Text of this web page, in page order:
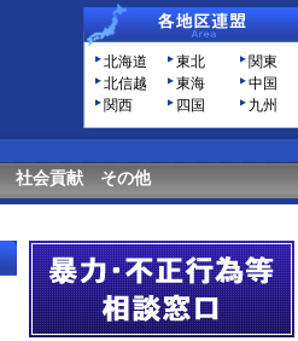
北海道 東北
関東
北信越
東海
中国
関西
四国 九州
社会貢献 その他